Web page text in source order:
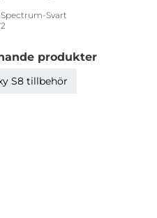
Svart
produkter
S8 tillbehör